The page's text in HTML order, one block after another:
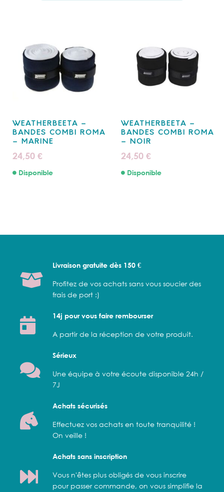
WEATHERBEETA –
BANDES COMBI ROMA
– MARINE
24,50 €
Disponible
WEATHERBEETA –
BANDES COMBI ROMA
– NOIR
24,50 €
Disponible
Livraison gratuite dès 150 €
Profitez de vos achats sans vous soucier des
frais de port :)
14j pour vous faire rembourser
A partir de la réception de votre produit.
Sérieux
Une équipe à votre écoute disponible 24h /
7J
Achats sécurisés
Effectuez vos achats en toute tranquilité !
On veille !
Achats sans inscription
Vous n'êtes plus obligés de vous inscrire
pour passer commande, on vous simplifie la